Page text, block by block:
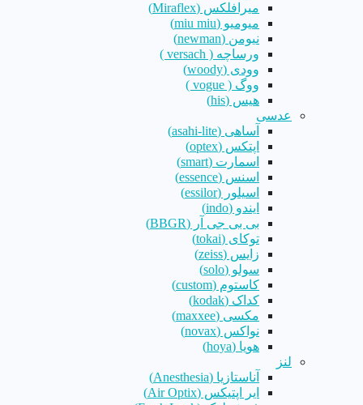
میرافلکس (Miraflex)
میومیو (miu miu)
نیومن (newman)
ورساچه ( versach )
وودی (woody)
ووگ ( vogue )
هیس (his)
عدسی
آساهی (asahi-lite)
اپتکس (optex)
اسمارت (smart)
اسنس (essence)
اسیلور (essilor)
ایندو (indo)
بی بی جی آر (BBGR)
توکای (tokai)
زایس (zeiss)
سولو (solo)
کاستوم (custom)
کداک (kodak)
مکسی (maxxee)
نواکس (novax)
هویا (hoya)
لنز
آناستازیا (Anesthesia)
ایر اپتیکس (Air Optix)